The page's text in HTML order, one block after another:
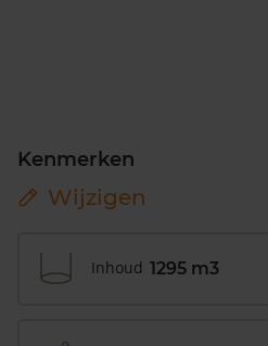
Kenmerken
Wijzigen
Inhoud 1295 m3